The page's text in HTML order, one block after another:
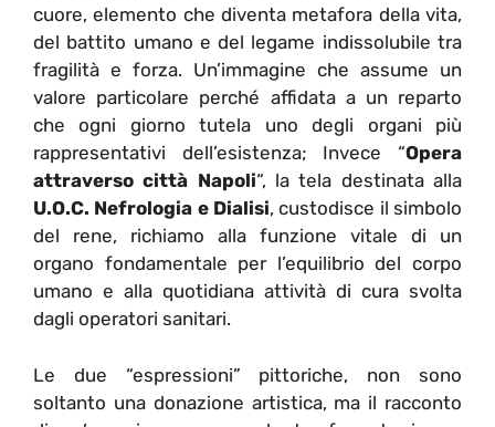
cuore, elemento che diventa metafora della vita,
del battito umano e del legame indissolubile tra
fragilità e forza. Un’immagine che assume un
valore particolare perché affidata a un reparto
che ogni giorno tutela uno degli organi più
rappresentativi dell’esistenza; Invece “Opera
attraverso città Napoli“, la tela destinata alla
U.O.C. Nefrologia e Dialisi, custodisce il simbolo
del rene, richiamo alla funzione vitale di un
organo fondamentale per l’equilibrio del corpo
umano e alla quotidiana attività di cura svolta
dagli operatori sanitari.
Le due “espressioni” pittoriche, non sono
soltanto una donazione artistica, ma il racconto